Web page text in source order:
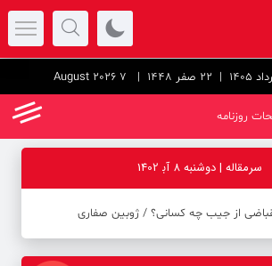
22 صفر 1448 | 7 August 2026
روزنامه
سرمقاله | دوشنبه 8 آب‍ 1402
از جیب چه کسانی؟ ‪/‬ ژوبین صفاری